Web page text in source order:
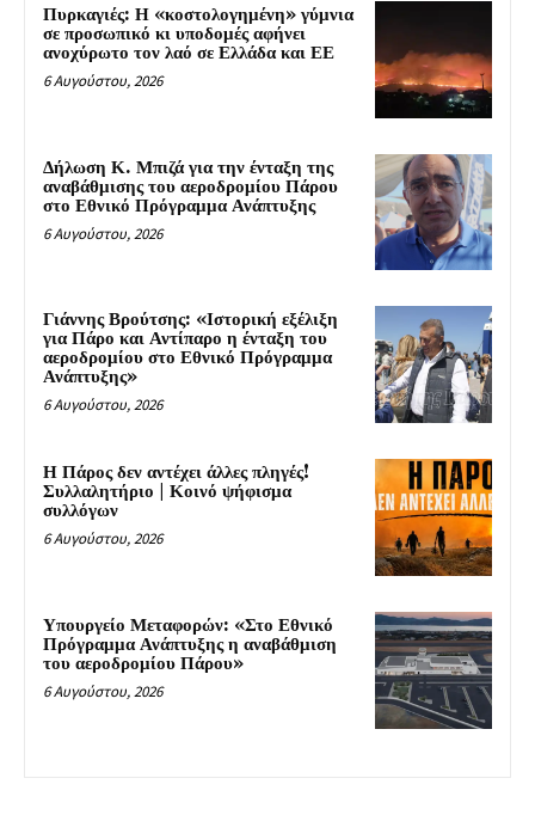
Πυρκαγιές: Η «κοστολογημένη» γύμνια
σε προσωπικό κι υποδομές αφήνει
ανοχύρωτο τον λαό σε Ελλάδα και ΕΕ
6 Αυγούστου, 2026
Δήλωση Κ. Μπιζά για την ένταξη της
αναβάθμισης του αεροδρομίου Πάρου
στο Εθνικό Πρόγραμμα Ανάπτυξης
6 Αυγούστου, 2026
Γιάννης Βρούτσης: «Ιστορική εξέλιξη
για Πάρο και Αντίπαρο η ένταξη του
αεροδρομίου στο Εθνικό Πρόγραμμα
Ανάπτυξης»
6 Αυγούστου, 2026
Η Πάρος δεν αντέχει άλλες πληγές!
Συλλαλητήριο | Κοινό ψήφισμα
συλλόγων
6 Αυγούστου, 2026
Υπουργείο Μεταφορών: «Στο Εθνικό
Πρόγραμμα Ανάπτυξης η αναβάθμιση
του αεροδρομίου Πάρου»
6 Αυγούστου, 2026